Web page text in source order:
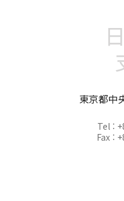
東京都中
Tel :
Fax :